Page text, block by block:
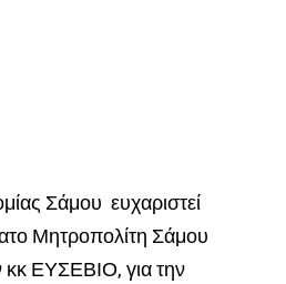
Σάμου ευχαριστεί
Μητροπολίτη Σάμου
κκ ΕΥΣΕΒΙΟ, για την